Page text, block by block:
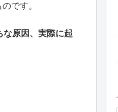
です。
な原因、実際に起